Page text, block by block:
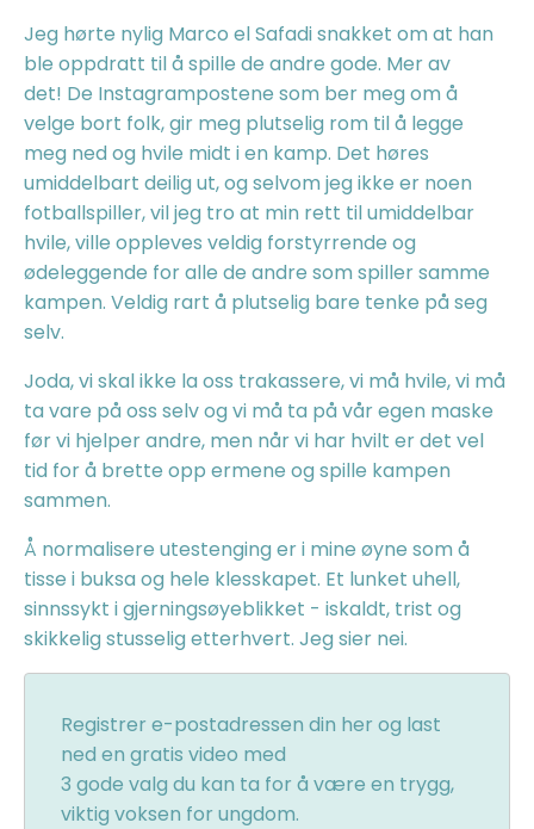
Jeg hørte nylig Marco el Safadi snakket om at han
ble oppdratt til å spille de andre gode. Mer av
det! De Instagrampostene som ber meg om å
velge bort folk, gir meg plutselig rom til å legge
meg ned og hvile midt i en kamp. Det høres
umiddelbart deilig ut, og selvom jeg ikke er noen
fotballspiller, vil jeg tro at min rett til umiddelbar
hvile, ville oppleves veldig forstyrrende og
ødeleggende for alle de andre som spiller samme
kampen. Veldig rart å plutselig bare tenke på seg
selv.
Joda, vi skal ikke la oss trakassere, vi må hvile, vi må
ta vare på oss selv og vi må ta på vår egen maske
før vi hjelper andre, men når vi har hvilt er det vel
tid for å brette opp ermene og spille kampen
sammen.
Å normalisere utestenging er i mine øyne som å
tisse i buksa og hele klesskapet. Et lunket uhell,
sinnssykt i gjerningsøyeblikket - iskaldt, trist og
skikkelig stusselig etterhvert. Jeg sier nei.
Registrer e-postadressen din her og last
ned en gratis video med
3 gode valg du kan ta for å være en trygg,
viktig voksen for ungdom.